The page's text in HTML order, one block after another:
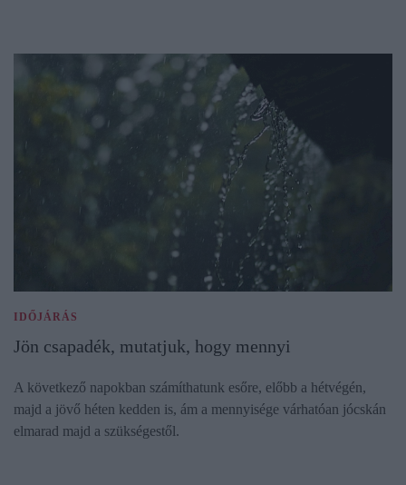
IDŐJÁRÁS
Jön csapadék, mutatjuk, hogy mennyi
A következő napokban számíthatunk esőre, előbb a hétvégén,
majd a jövő héten kedden is, ám a mennyisége várhatóan jócskán
elmarad majd a szükségestől.